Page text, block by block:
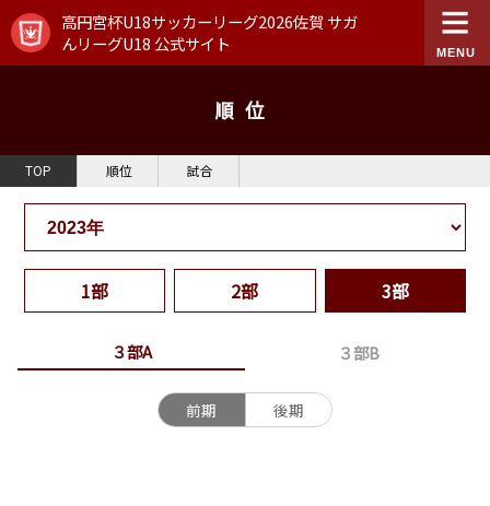
高円宮杯U18サッカーリーグ2026佐賀 サガ
んリーグU18 公式サイト
順位
TOP 順位 試合
1部 2部 3部
３部A ３部B
前期 後期